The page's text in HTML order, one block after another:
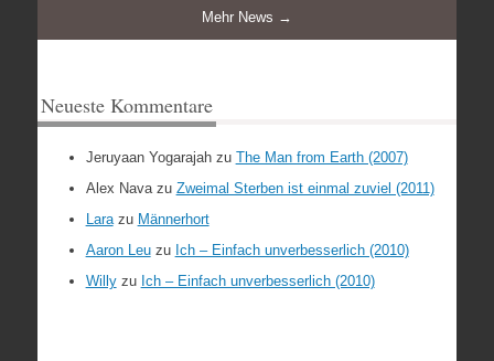
Mehr News →
Neueste Kommentare
Jeruyaan Yogarajahzu The Man from Earth (2007)
Alex Navazu Zweimal Sterben ist einmal zuviel (2011)
Larazu Männerhort
Aaron Leuzu Ich – Einfach unverbesserlich (2010)
Willyzu Ich – Einfach unverbesserlich (2010)